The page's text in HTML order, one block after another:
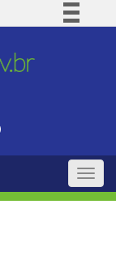
BR
Toggle